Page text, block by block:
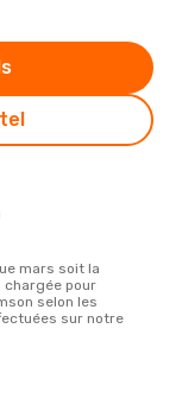
chargée pour
selon les
sur notre